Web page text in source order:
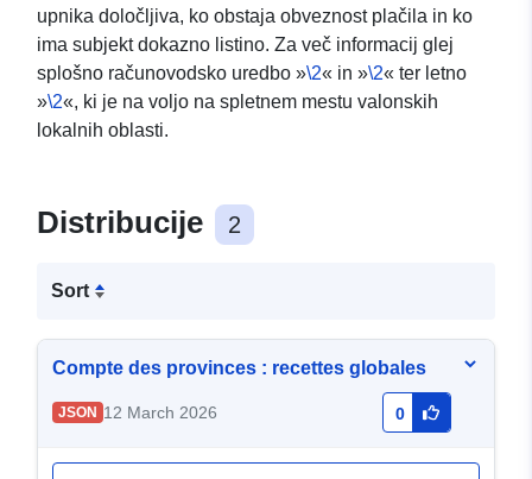
upnika določljiva, ko obstaja obveznost plačila in ko
ima subjekt dokazno listino. Za več informacij glej
splošno računovodsko uredbo »\2« in »\2« ter letno
»\2«, ki je na voljo na spletnem mestu valonskih
lokalnih oblasti.
Distribucije 2
Sort
Compte des provinces : recettes globales
JSON 12 March 2026 0